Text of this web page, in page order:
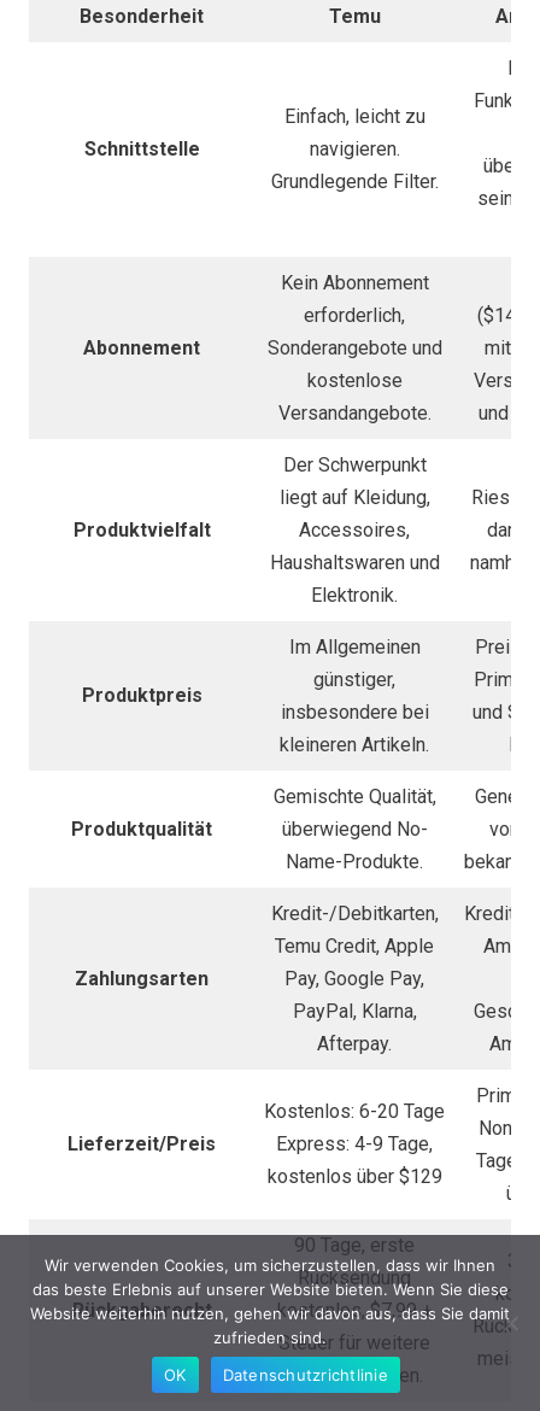
Besonderheit Temu
Schnittstelle
Einfach, leicht zu
navigieren.
Grundlegende Filter.
sein.
Abonnement
Kein Abonnement
erforderlich,
Sonderangebote und
kostenlose
Versandangebote.
mit
und
Produktvielfalt
Der Schwerpunkt
liegt auf Kleidung,
Accessoires,
Haushaltswaren und
Elektronik.
Riesige
Produktpreis
Im Allgemeinen
günstiger,
insbesondere bei
kleineren Artikeln.
Preise
Prime-
und
Produktqualität
Gemischte Qualität,
überwiegend No-
Name-Produkte.
vor
Zahlungsarten
Kredit-/Debitkarten,
Temu Credit, Apple
Pay, Google Pay,
PayPal, Klarna,
Afterpay.
Kredit-/
Lieferzeit/Preis
Kostenlos: 6-20 Tage
Express: 4-9 Tage,
kostenlos über $129
Prime:
Non-
Tage,
Rückgaberecht
90 Tage, erste
Rücksendung
kostenlos, $7,99 +
Steuer für weitere
Rücksendungen.
30
Wir verwenden Cookies, um sicherzustellen, dass wir Ihnen
das beste Erlebnis auf unserer Website bieten. Wenn Sie diese
Website weiterhin nutzen, gehen wir davon aus, dass Sie damit
zufrieden sind.
OK
Datenschutzrichtlinie